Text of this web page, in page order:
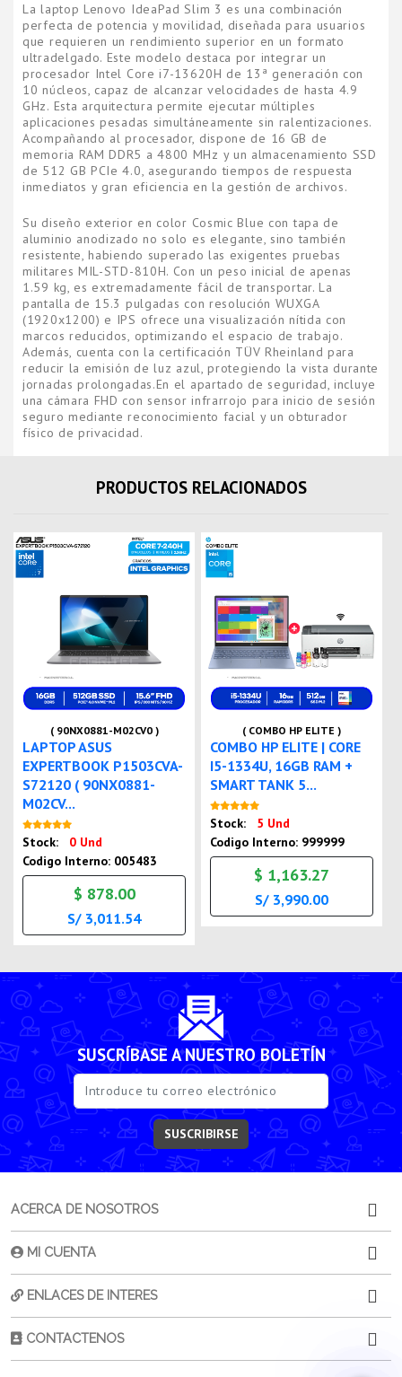
La laptop Lenovo IdeaPad Slim 3 es una combinación
perfecta de potencia y movilidad, diseñada para usuarios
que requieren un rendimiento superior en un formato
ultradelgado. Este modelo destaca por integrar un
procesador Intel Core i7-13620H de 13ª generación con
10 núcleos, capaz de alcanzar velocidades de hasta 4.9
GHz. Esta arquitectura permite ejecutar múltiples
aplicaciones pesadas simultáneamente sin ralentizaciones.
Acompañando al procesador, dispone de 16 GB de
memoria RAM DDR5 a 4800 MHz y un almacenamiento SSD
de 512 GB PCIe 4.0, asegurando tiempos de respuesta
inmediatos y gran eficiencia en la gestión de archivos.
Su diseño exterior en color Cosmic Blue con tapa de
aluminio anodizado no solo es elegante, sino también
resistente, habiendo superado las exigentes pruebas
militares MIL-STD-810H. Con un peso inicial de apenas
1.59 kg, es extremadamente fácil de transportar. La
pantalla de 15.3 pulgadas con resolución WUXGA
(1920x1200) e IPS ofrece una visualización nítida con
marcos reducidos, optimizando el espacio de trabajo.
Además, cuenta con la certificación TÜV Rheinland para
reducir la emisión de luz azul, protegiendo la vista durante
jornadas prolongadas.En el apartado de seguridad, incluye
una cámara FHD con sensor infrarrojo para inicio de sesión
seguro mediante reconocimiento facial y un obturador
físico de privacidad.
PRODUCTOS RELACIONADOS
( 90NX0881-M02CV0 )
LAPTOP ASUS
EXPERTBOOK P1503CVA-
S72120 ( 90NX0881-
M02CV...
Stock:
0 Und
Codigo Interno: 005483
$ 878.00
S/ 3,011.54
( COMBO HP ELITE )
COMBO HP ELITE | CORE
I5-1334U, 16GB RAM +
SMART TANK 5...
Stock:
5 Und
Codigo Interno: 999999
$ 1,163.27
S/ 3,990.00
SUSCRÍBASE A NUESTRO BOLETÍN
SUSCRIBIRSE
ACERCA DE NOSOTROS
MI CUENTA
ENLACES DE INTERES
CONTACTENOS